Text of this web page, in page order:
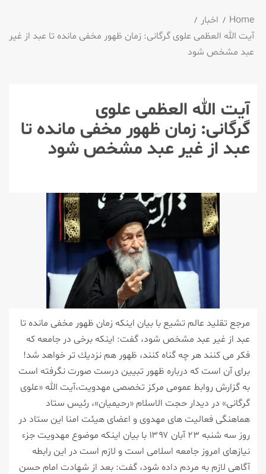
Home
اخبار
آیت الله العظمی علوی گرگانی: زمان ظهور مخفی مانده تا عبد از غیر
عبد مشخص شود
آیت الله العظمی علوی
گرگانی: زمان ظهور مخفی مانده تا
عبد از غیر عبد مشخص شود
مرجع تقلید عالم تشیع با بیان اینكه زمان ظهور مخفی مانده تا
عبد از غیر عبد مشخص شود، گفت: اینكه برخی در جامعه كه
فكر می كنند هر چه گناه كنند، ظهور هم نزدیك تر خواهد شد!
برای آن است كه درباره ظهور تبیین درست صورت نگرفته است
به گزارش روابط عمومی مركز تخصصی مهدویت،آیت الله «علوی
گرگانی» در دیدار حجت الاسلام «رحیمیان»، رئیس ستاد
هماهنگی فعالیت های مهدوی و اعضای هیئت امنا این ستاد در
روز سه شنبه ۲۳ آبان ۱۳۹۷ با بیان اینكه موضوع مهدویت جزء
نیازهای امروز جامعه اسلامی است و لازم است در این رابطه
آگاهی لازم به مردم داده شود، گفت: بعد از شهادت امام حسن